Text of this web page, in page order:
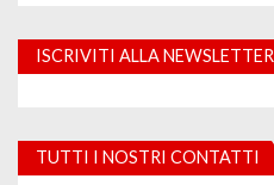
ISCRIVITI ALLA NEWSLETTER
TUTTI I NOSTRI CONTATTI